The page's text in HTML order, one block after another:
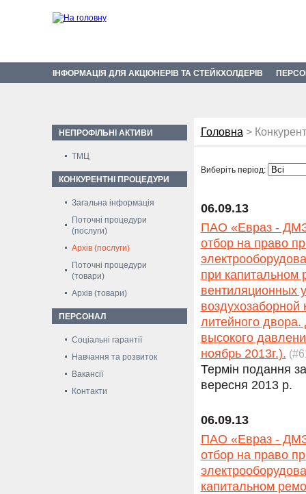
ІНФОРМАЦІЯ ДЛЯ АКЦІОНЕРІВ ТА СТЕЙКХОЛДЕРІВ
НЕПРОФІЛЬНІ АКТИВИ
ТМЦ
КОНКУРЕНТНІ ПРОЦЕДУРИ
Загальна інформація
Поточні процедури
(послуги)
Архів (послуги)
Поточні процедури
(товари)
Архів (товари)
ПЕРСОНАЛ
Соціальні гарантії
Навчання та розвиток
Вакансії
Контакти
Головна >
Виберіть період:
06.09.13
ПАО «Евраз - ДМЗ
отбор на право
при капитальном
вентиляционных
литейного двора.
высокого
ноябрь 2013г.).
Термін подання
вересня 2013 р.
06.09.13
ПАО «Евраз - ДМЗ
отбор на право
капитальном